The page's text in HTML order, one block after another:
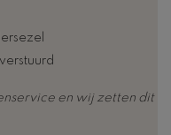
en wij zetten dit